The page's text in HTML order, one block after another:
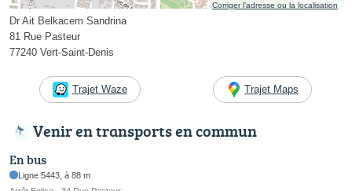
Corriger l’adresse ou la localisation
Dr Ait Belkacem Sandrina
81 Rue Pasteur
77240 Vert-Saint-Denis
Trajet Waze Trajet Maps
Venir en transports en commun
En bus
Ligne 5443, à 88 m